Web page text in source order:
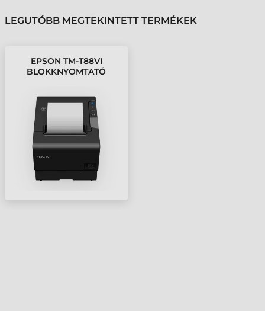
LEGUTÓBB MEGTEKINTETT TERMÉKEK
EPSON TM-T88VI
BLOKKNYOMTATÓ